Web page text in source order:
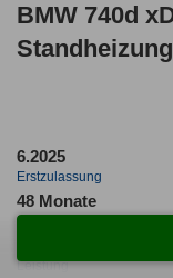
BMW 740d
Standheizung
6.2025
Erstzulassung
48 Monate
Laufzeit
Leistung